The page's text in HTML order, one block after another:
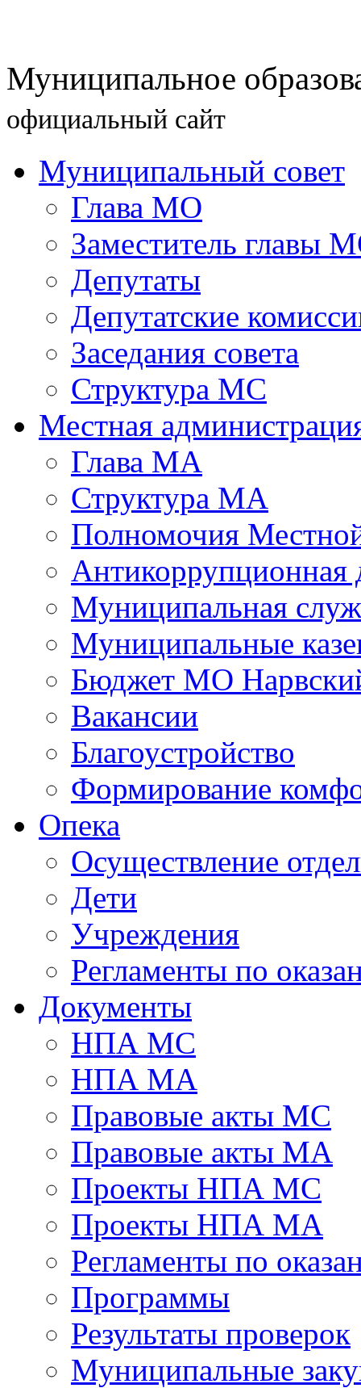
Муниципальное
официальный сайт
Муниципальный совет
Глава МО
Заместитель главы
Депутаты
Депутатские
Заседания совета
Структура МС
Местная
Глава МА
Структура МА
Полномочия
Антикоррупционная
Муниципальная
Муниципальные
Бюджет МО
Вакансии
Благоустройство
Формирование
Опека
Осуществление
Дети
Учреждения
Регламенты по
Документы
НПА МС
НПА МА
Правовые акты МС
Правовые акты МА
Проекты НПА МС
Проекты НПА МА
Регламенты по
Программы
Результаты проверок
Муниципальные